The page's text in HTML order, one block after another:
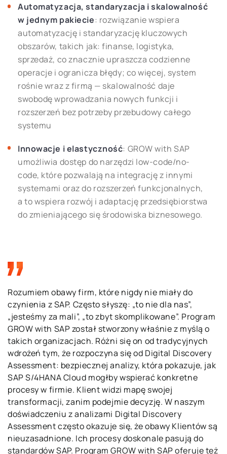
Automatyzacja, standaryzacja i skalowalność
w jednym pakiecie: rozwiązanie wspiera
automatyzację i standaryzację kluczowych
obszarów, takich jak: finanse, logistyka,
sprzedaż, co znacznie upraszcza codzienne
operacje i ogranicza błędy; co więcej, system
rośnie wraz z firmą — skalowalność daje
swobodę wprowadzania nowych funkcji i
rozszerzeń bez potrzeby przebudowy całego
systemu
Innowacje i elastyczność: GROW with SAP
umożliwia dostęp do narzędzi low-code/no-
code, które pozwalają na integrację z innymi
systemami oraz do rozszerzeń funkcjonalnych,
a to wspiera rozwój i adaptację przedsiębiorstwa
do zmieniającego się środowiska biznesowego.
Rozumiem obawy firm, które nigdy nie miały do
czynienia z SAP. Często słyszę: „to nie dla nas”,
„jesteśmy za mali”, „to zbyt skomplikowane”. Program
GROW with SAP został stworzony właśnie z myślą o
takich organizacjach. Różni się on od tradycyjnych
wdrożeń tym, że rozpoczyna się od Digital Discovery
Assessment: bezpiecznej analizy, która pokazuje, jak
SAP S/4HANA Cloud mogłby wspierać konkretne
procesy w firmie. Klient widzi mapę swojej
transformacji, zanim podejmie decyzję. W naszym
doświadczeniu z analizami Digital Discovery
Assessment często okazuje się, że obawy Klientów są
nieuzasadnione. Ich procesy doskonale pasują do
standardów SAP. Program GROW with SAP oferuje też